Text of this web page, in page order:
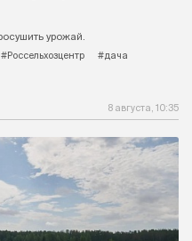
урожай.
#Россельхозцентр
#дача
8 августа, 10:35